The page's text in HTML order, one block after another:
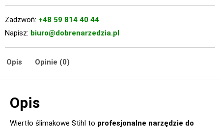
Zadzwoń: +48 59 814 40 44
Napisz: biuro@dobrenarzedzia.pl
Opis Opinie (0)
Opis
Wiertło ślimakowe Stihl to profesjonalne narzędzie do